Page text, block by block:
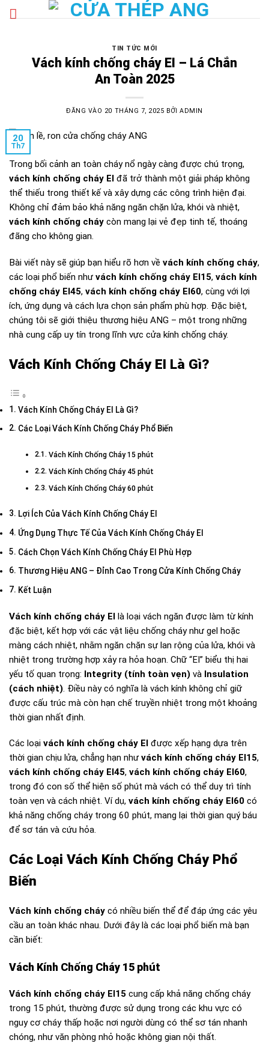
Bỏ
qua
TIN TỨC MỚI
Vách kính chống cháy EI – Lá Chắn
An Toàn 2025
ĐĂNG VÀO 20 THÁNG 7, 2025 BỞIADMIN
20
Th7
Trong bối cảnh an toàn cháy nổ ngày càng được chú trọng,
vách kính chống cháy EI đã trở thành một giải pháp không
thể thiếu trong thiết kế và xây dựng các công trình hiện đại.
Không chỉ đảm bảo khả năng ngăn chặn lửa, khói và nhiệt,
vách kính chống cháy còn mang lại vẻ đẹp tinh tế, thoáng
đãng cho không gian.
Bài viết này sẽ giúp bạn hiểu rõ hơn về vách kính chống cháy,
các loại phổ biến như vách kính chống cháy EI15, vách kính
chống cháy EI45, vách kính chống cháy EI60, cùng với lợi
ích, ứng dụng và cách lựa chọn sản phẩm phù hợp. Đặc biệt,
chúng tôi sẽ giới thiệu thương hiệu ANG – một trong những
nhà cung cấp uy tín trong lĩnh vực cửa kính chống cháy.
Vách Kính Chống Cháy EI Là Gì?
Vách Kính Chống Cháy EI Là Gì?
Các Loại Vách Kính Chống Cháy Phổ Biến
Vách Kính Chống Cháy 15 phút
Vách Kính Chống Cháy 45 phút
Vách Kính Chống Cháy 60 phút
Lợi Ích Của Vách Kính Chống Cháy EI
Ứng Dụng Thực Tế Của Vách Kính Chống Cháy EI
Cách Chọn Vách Kính Chống Cháy EI Phù Hợp
Thương Hiệu ANG – Đỉnh Cao Trong Cửa Kính Chống Cháy
Kết Luận
Vách kính chống cháy EI là loại vách ngăn được làm từ kính
đặc biệt, kết hợp với các vật liệu chống cháy như gel hoặc
màng cách nhiệt, nhằm ngăn chặn sự lan rộng của lửa, khói và
nhiệt trong trường hợp xảy ra hỏa hoạn. Chữ “EI” biểu thị hai
yếu tố quan trọng: Integrity (tính toàn vẹn) và Insulation
(cách nhiệt). Điều này có nghĩa là vách kính không chỉ giữ
được cấu trúc mà còn hạn chế truyền nhiệt trong một khoảng
thời gian nhất định.
Các loại vách kính chống cháy EI được xếp hạng dựa trên
thời gian chịu lửa, chẳng hạn như vách kính chống cháy EI15,
vách kính chống cháy EI45, vách kính chống cháy EI60,
trong đó con số thể hiện số phút mà vách có thể duy trì tính
toàn vẹn và cách nhiệt. Ví dụ, vách kính chống cháy EI60 có
khả năng chống cháy trong 60 phút, mang lại thời gian quý báu
để sơ tán và cứu hỏa.
Các Loại Vách Kính Chống Cháy Phổ
Biến
Vách kính chống cháy có nhiều biến thể để đáp ứng các yêu
cầu an toàn khác nhau. Dưới đây là các loại phổ biến mà bạn
cần biết:
Vách Kính Chống Cháy 15 phút
Vách kính chống cháy EI15 cung cấp khả năng chống cháy
trong 15 phút, thường được sử dụng trong các khu vực có
nguy cơ cháy thấp hoặc nơi người dùng có thể sơ tán nhanh
chóng, như văn phòng nhỏ hoặc không gian nội thất.